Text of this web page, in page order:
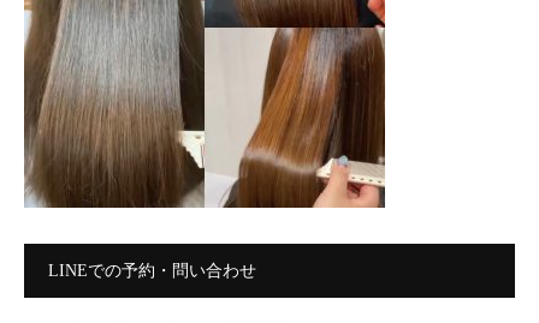
LINEでの予約・問い合わせ